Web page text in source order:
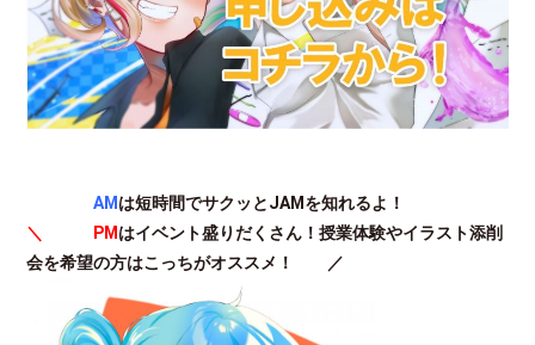
AM は短時間でサクッとJAMを知れるよ！
＼ PM はイベント盛りだくさん！授業体験やイラスト添削
会を希望の方はこっちがオススメ！ ／